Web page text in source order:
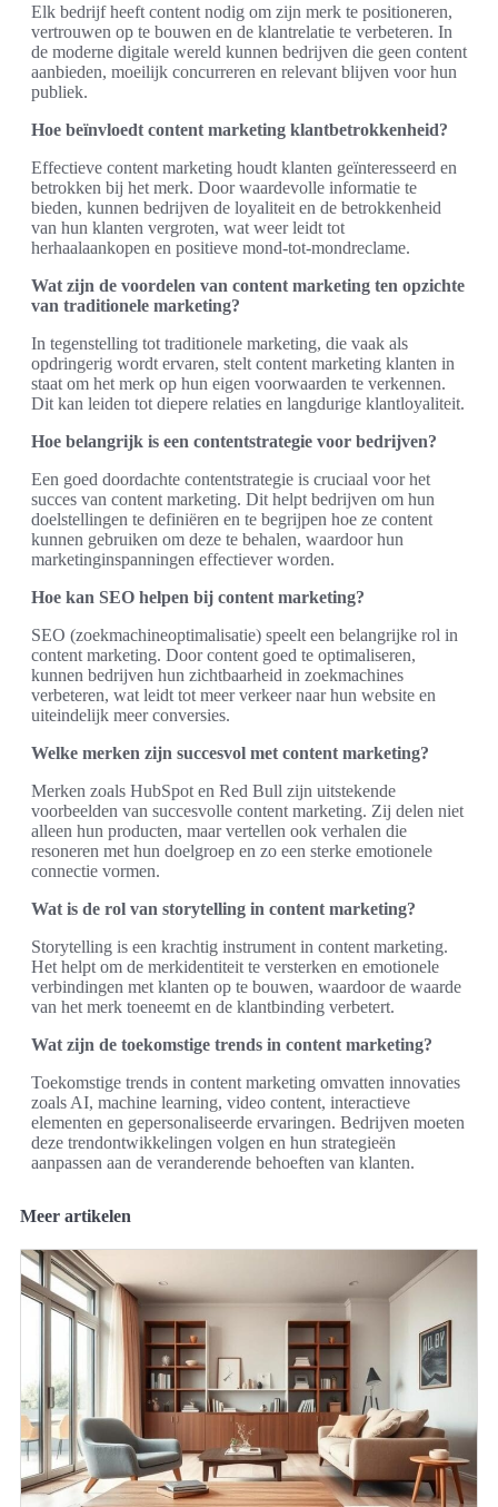
Elk bedrijf heeft content nodig om zijn merk te positioneren,
vertrouwen op te bouwen en de klantrelatie te verbeteren. In
de moderne digitale wereld kunnen bedrijven die geen content
aanbieden, moeilijk concurreren en relevant blijven voor hun
publiek.
Hoe beïnvloedt content marketing klantbetrokkenheid?
Effectieve content marketing houdt klanten geïnteresseerd en
betrokken bij het merk. Door waardevolle informatie te
bieden, kunnen bedrijven de loyaliteit en de betrokkenheid
van hun klanten vergroten, wat weer leidt tot
herhaalaankopen en positieve mond-tot-mondreclame.
Wat zijn de voordelen van content marketing ten opzichte
van traditionele marketing?
In tegenstelling tot traditionele marketing, die vaak als
opdringerig wordt ervaren, stelt content marketing klanten in
staat om het merk op hun eigen voorwaarden te verkennen.
Dit kan leiden tot diepere relaties en langdurige klantloyaliteit.
Hoe belangrijk is een contentstrategie voor bedrijven?
Een goed doordachte contentstrategie is cruciaal voor het
succes van content marketing. Dit helpt bedrijven om hun
doelstellingen te definiëren en te begrijpen hoe ze content
kunnen gebruiken om deze te behalen, waardoor hun
marketinginspanningen effectiever worden.
Hoe kan SEO helpen bij content marketing?
SEO (zoekmachineoptimalisatie) speelt een belangrijke rol in
content marketing. Door content goed te optimaliseren,
kunnen bedrijven hun zichtbaarheid in zoekmachines
verbeteren, wat leidt tot meer verkeer naar hun website en
uiteindelijk meer conversies.
Welke merken zijn succesvol met content marketing?
Merken zoals HubSpot en Red Bull zijn uitstekende
voorbeelden van succesvolle content marketing. Zij delen niet
alleen hun producten, maar vertellen ook verhalen die
resoneren met hun doelgroep en zo een sterke emotionele
connectie vormen.
Wat is de rol van storytelling in content marketing?
Storytelling is een krachtig instrument in content marketing.
Het helpt om de merkidentiteit te versterken en emotionele
verbindingen met klanten op te bouwen, waardoor de waarde
van het merk toeneemt en de klantbinding verbetert.
Wat zijn de toekomstige trends in content marketing?
Toekomstige trends in content marketing omvatten innovaties
zoals AI, machine learning, video content, interactieve
elementen en gepersonaliseerde ervaringen. Bedrijven moeten
deze trendontwikkelingen volgen en hun strategieën
aanpassen aan de veranderende behoeften van klanten.
Meer artikelen